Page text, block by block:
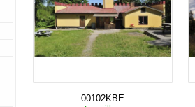
00102KBE